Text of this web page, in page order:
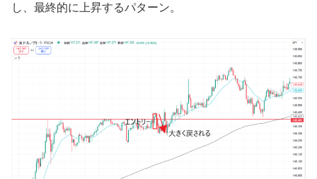
し、最終的に上昇するパターン。